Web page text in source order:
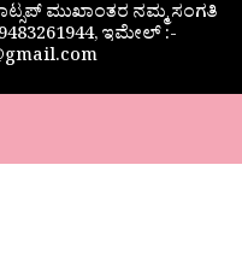
ಮುಖಾಂತರ ನಮ್ಮ ಸಂಗತಿ
ಇಮೇಲ್ :-